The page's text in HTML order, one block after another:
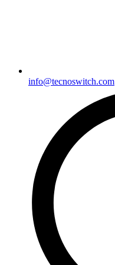
info@tecnoswitch.com